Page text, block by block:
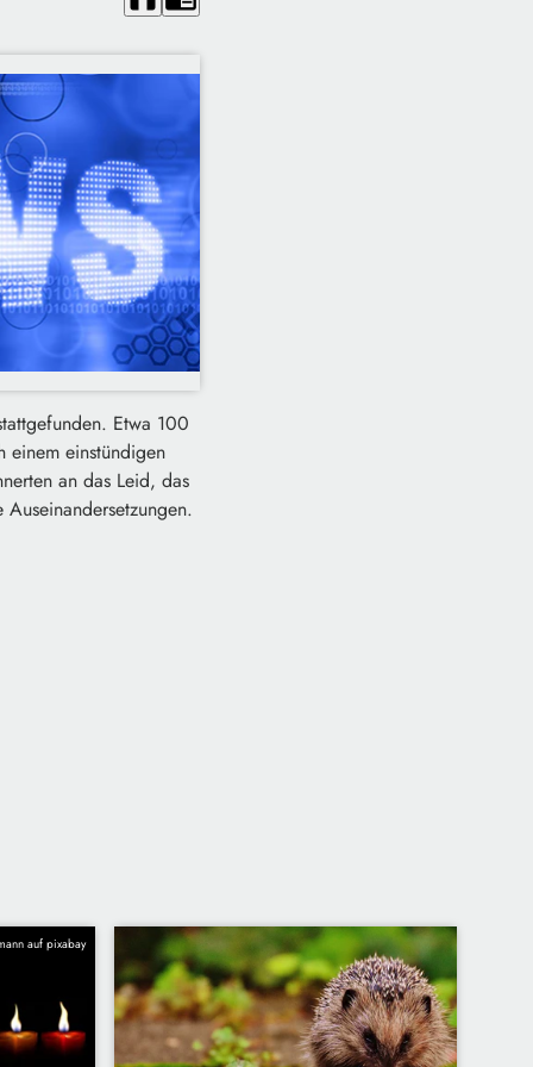
Etwa 100
einem einstündigen
an das Leid, das
auf pixabay